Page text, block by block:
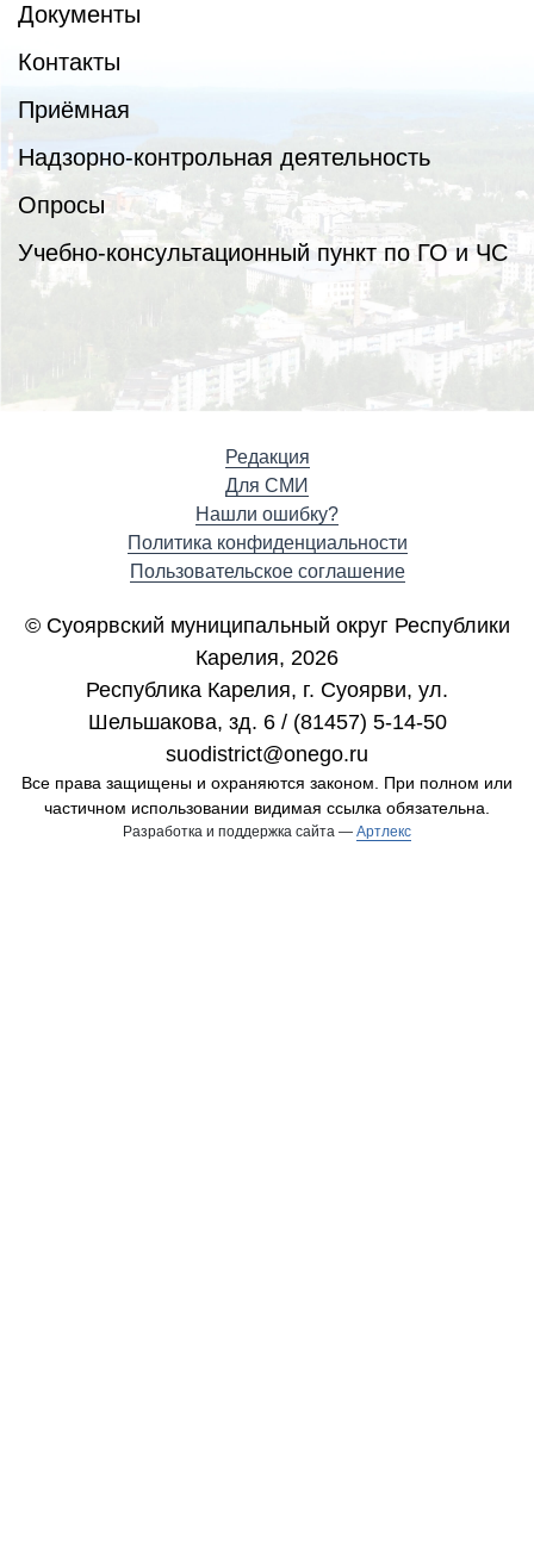
Документы
Контакты
Приёмная
Надзорно-контрольная деятельность
Опросы
Учебно-консультационный пункт по ГО и ЧС
Редакция
Для СМИ
Нашли ошибку?
Политика конфиденциальности
Пользовательское соглашение
© Суоярвский муниципальный округ Республики
Карелия, 2026
Республика Карелия, г. Cуоярви, ул.
Шельшакова, зд. 6 / (81457) 5-14-50
suodistrict@onego.ru
Все права защищены и охраняются законом. При полном или
частичном использовании видимая ссылка обязательна.
Разработка и поддержка сайта — Артлекс